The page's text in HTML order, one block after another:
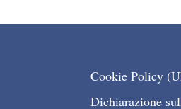
Cookie Policy
Dichiarazione